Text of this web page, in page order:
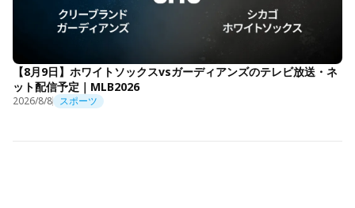
【8月9日】ホワイトソックスvsガーディアンズのテレビ放送・ネ
ット配信予定｜MLB2026
2026/8/8 スポーツ